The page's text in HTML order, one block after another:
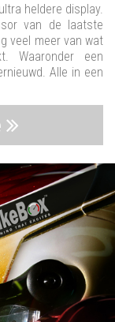
heldere display.
van de laatste
veel meer van wat
Waaronder een
Alle in een